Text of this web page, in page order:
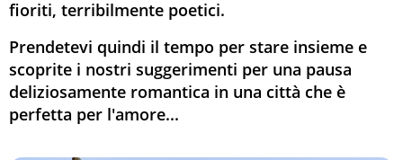
fioriti, terribilmente poetici.
Prendetevi quindi il tempo per stare insieme e
scoprite i nostri suggerimenti per una pausa
deliziosamente romantica in una città che è
perfetta per l'amore...